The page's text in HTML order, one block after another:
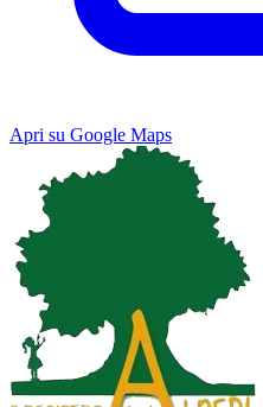
Apri su Google Maps
Map Satellite
Keyboard shortcuts